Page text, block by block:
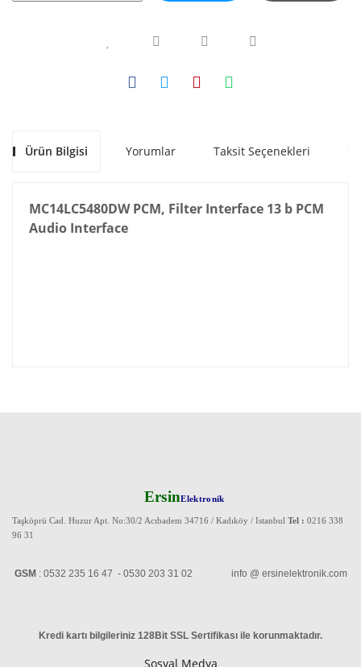
Ürün Bilgisi Yorumlar Taksit Seçenekleri
MC14LC5480DW PCM, Filter Interface 13 b PCM
Audio Interface
ErsinElektronik
Taşköprü Cad. Huzur Apt. No:30/2 Acıbadem 34716 / Kadıköy / Istanbul Tel : 0216 338
96 31
GSM : 0532 235 16 47 - 0530 203 31 02 info @ ersinelektronik.com
Kredi kartı bilgileriniz 128Bit SSL Sertifikası ile korunmaktadır.
Sosyal Medya